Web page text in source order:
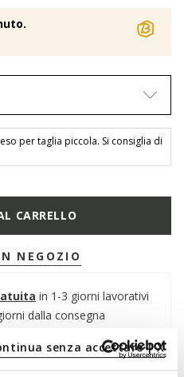
senza accettare | X
per taglia piccola. Si consiglia di
CARRELLO
NEGOZIO
in 1-3 giorni lavorativi
dalla consegna